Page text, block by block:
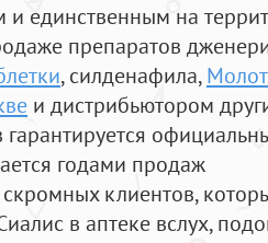
единственным на
препаратов
, силденафила,
и дистрибьютором
гарантируется
годами продаж
клиентов,
в аптеке вслух,